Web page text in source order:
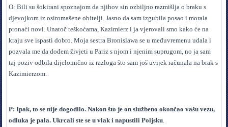
O: Bili su šokirani spoznajom da njihov sin ozbiljno razmišlja o braku s
djevojkom iz osiromašene obitelji. Jasno da sam izgubila posao i morala
pronaći novi. Unatoč teškoćama, Kazimierz i ja vjerovali smo kako će na
kraju sve ispasti dobro. Moja sestra Bronislawa se u međuvremenu udala i
pozvala me da dođem živjeti u Pariz s njom i njenim suprugom, no ja sam
taj poziv odbila dijelomično iz razloga što sam još uvijek računala na brak s
Kazimierzom.
P: Ipak, to se nije dogodilo. Nakon što je on službeno okončao vašu vezu,
odluka je pala. Ukrcali ste se u vlak i napustili Poljsku.